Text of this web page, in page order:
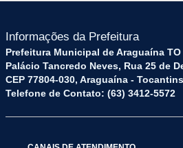
Informações da Prefeitura
Prefeitura Municipal de Araguaína TO
Palácio Tancredo Neves, Rua 25 de
CEP 77804-030, Araguaína -
Telefone de Contato: (63) 3412-5572